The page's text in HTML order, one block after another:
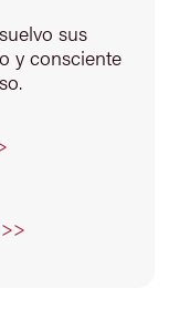
sus
y consciente